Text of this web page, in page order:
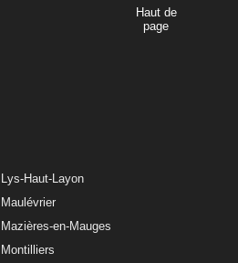
Haut de
page
Lys-Haut-Layon
Maulévrier
Mazières-en-Mauges
Montilliers